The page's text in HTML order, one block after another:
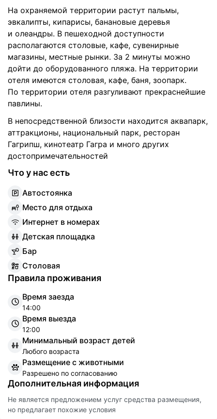
На охраняемой территории растут пальмы,
эвкалипты, кипарисы, банановые деревья
и олеандры. В пешеходной доступности
располагаются столовые, кафе, сувенирные
магазины, местные рынки. За 2 минуты можно
дойти до оборудованного пляжа. На территории
отеля имеются столовая, кафе, баня, зоопарк.
По территории отеля разгуливают прекраснейшие
павлины.
В непосредственной близости находится аквапарк,
аттракционы, национальный парк, ресторан
Гагрипш, кинотеатр Гагра и много других
достопримечательностей
Что у нас есть
Автостоянка
Место для отдыха
Интернет в номерах
Детская площадка
Бар
Столовая
Правила проживания
Время заезда
14:00
Время выезда
12:00
Минимальный возраст детей
Любого возраста
Размещение с животными
Разрешено по согласованию
Дополнительная информация
Не является предложением услуг средства размещения,
но предлагает похожие условия